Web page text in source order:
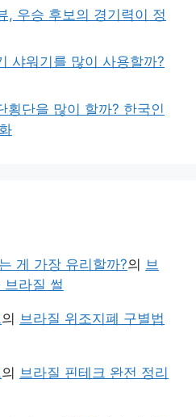
, 우승 후보의 경기력이 정
샤워기를 많이 사용할까?
횡단을 많이 할까? 한국인
게 가장 유리할까?의 브
라질 썰
의 브라질 위조지폐 구별법
의 브라질 핀테크 완전 정리